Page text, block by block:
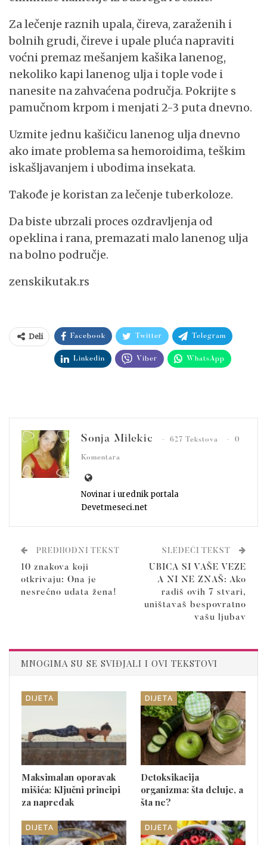
Za lečenje raznih upala, čireva, zaraženih i
bolnih grudi, čireve i upale pluća napraviti
voćni premaz mešanjem kašika lanenog,
nekoliko kapi lanenog ulja i tople vode i
nanesite na zahvaćena područja. Pokrijte s
pamučnom krpom i menjati 2-3 puta dnevno.
Uzmite jednu kašičicu lanenog ulja dnevno
ako imate problema sa hemoroidima, teškim
iskašljavanjem i ubodima insekata.
Takođe je koristan za lečenje tuberkoloze.
Da biste ubrzali proces ozdravljenja od
opeklina i rana, premazati malo lanenog ulja
na bolno područje.
zenskikutak.rs
Deli Facebook Twitter Telegram
Linkedin Viber WhatsApp
Sonja Milekic 627 Tekstova 0
Komentara
Novinar i urednik portala
Devetmeseci.net
PREDHODNI TEKST
10 znakova koji
otkrivaju: Ona je
nesrećno udata žena!
SLEDEĆI TEKST
UBICA SI VAŠE VEZE
A NI NE ZNAŠ: Ako
radiš ovih 7 stvari,
uništavaš bespovratno
vašu ljubav
MNOGIMA SU SE SVIĐJALI I OVI TEKSTOVI
DIJETA
Maksimalan oporavak
mišića: Ključni principi
za napredak
DIJETA
Detoksikacija
organizma: šta deluje, a
šta ne?
DIJETA DIJETA